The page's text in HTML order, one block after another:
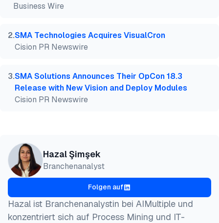
note   = {AIMultiple. Abgerufen am 28. Juli
Business Wire
2.SMA Technologies Acquires VisualCron
Cision PR Newswire
3.SMA Solutions Announces Their OpCon 18.3
Release with New Vision and Deploy Modules
Cision PR Newswire
Hazal Şimşek
Branchenanalyst
Folgen auf
Hazal ist Branchenanalystin bei AIMultiple und
konzentriert sich auf Process Mining und IT-